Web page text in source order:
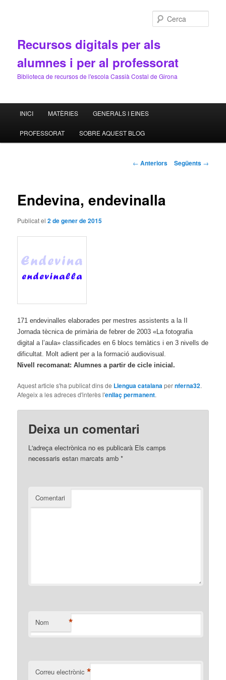
Recursos digitals per als
alumnes i per al professorat
Biblioteca de recursos de l'escola Cassià Costal de Girona
principal
Aneu
al
INICI MATÈRIES GENERALS I EINES
PROFESSORAT SOBRE AQUEST BLOG
Navegació
← Anteriors Següents →
Endevina, endevinalla
Publicat el2 de gener de 2015
171 endevinalles elaborades per mestres assistents a la II
Jornada tècnica de primària de febrer de 2003 «La fotografia
digital a l’aula» classificades en 6 blocs temàtics i en 3 nivells de
dificultat. Molt adient per a la formació audiovisual.
Nivell recomanat: Alumnes a partir de cicle inicial.
Aquest article s'ha publicat dins de Llengua catalanapernferna32.
Afegeix a les adreces d'interès l'enllaç permanent.
Deixa un comentari
L'adreça electrònica no es publicarà Els camps
necessaris estan marcats amb*
Comentari
Nom *
Correu electrònic *